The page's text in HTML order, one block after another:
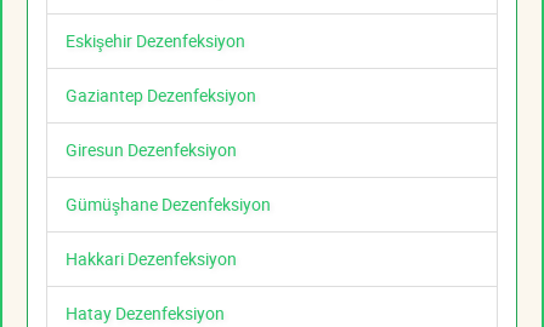
Eskişehir Dezenfeksiyon
Gaziantep Dezenfeksiyon
Giresun Dezenfeksiyon
Gümüşhane Dezenfeksiyon
Hakkari Dezenfeksiyon
Hatay Dezenfeksiyon